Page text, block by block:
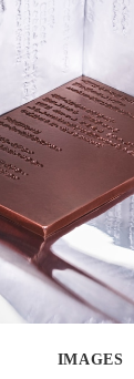
detail
IMAGES